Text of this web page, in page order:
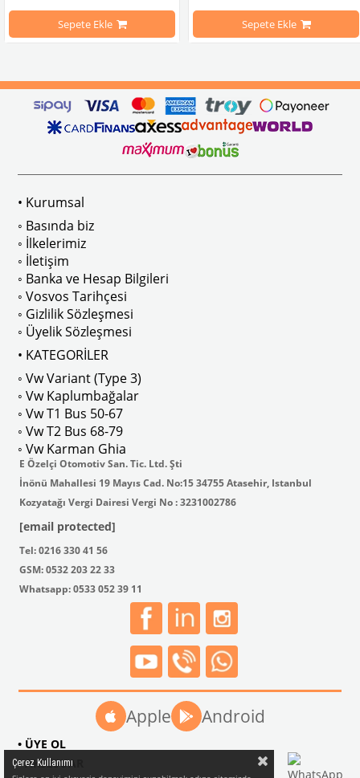
sürüş esnasında doğrudan gelen güneş ışığını keserek görüş
isteyenler için tercih edilir.
Ghia Modelleri İle Uyumludur
: AC711500 / 80500
VWC Parça No: 4-4126
Sepete Ekle
1960-1967 Yılları Arasındaki T1
1968-1979 Yılları Arasındaki T2
Sepete Ekle
• Kurumsal
◦ Basında biz
◦ İlkelerimiz
◦ İletişim
◦ Banka ve Hesap Bilgileri
◦ Vosvos Tarihçesi
◦ Gizlilik Sözleşmesi
◦ Üyelik Sözleşmesi
• KATEGORİLER
◦ Vw Variant (Type 3)
◦ Vw Kaplumbağalar
◦ Vw T1 Bus 50-67
◦ Vw T2 Bus 68-79
◦ Vw Karman Ghia
E Özelçi Otomotiv San. Tic. Ltd. Şti
İnönü Mahallesi 19 Mayıs Cad. No:15 34755 Atasehir, Istanbul
Kozyatağı Vergi Dairesi Vergi No : 3231002786
[email protected]
Tel: 0216 330 41 56
GSM: 0532 203 22 33
Whatsapp: 0533 052 39 11
Apple Android
• ÜYE OL
• AKSESUAR
Çerez Kullanımı